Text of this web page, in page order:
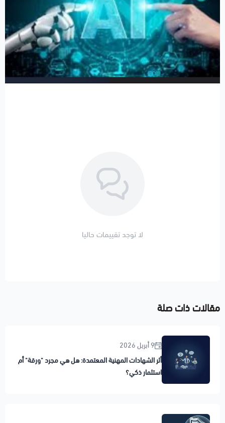
لا توجد تقييمات حاليا
مقالات ذات صلة
9 أبريل 2026
أثر الشهادات المهنية المعتمدة: هل هي مجرد "ورقة" أم
استثمار ذكي؟